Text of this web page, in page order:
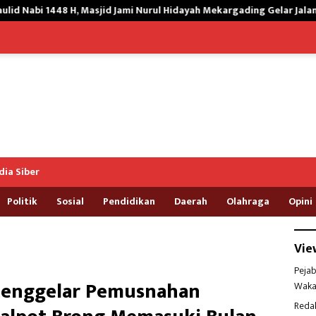
Nurul Hidayah Mekargading Gelar Jalan Santai Bersama Warga
Siber
Politik Sosial Pendidikan Daerah Olahraga Opini
Pemusnahan